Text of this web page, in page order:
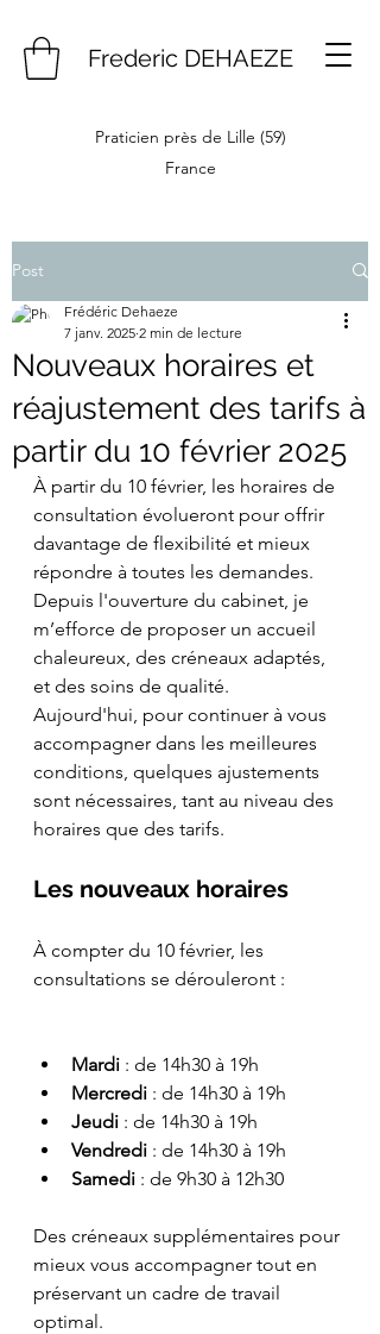
Frederic DEHAEZE
Praticien près de Lille (59)
France
Post
Nouveaux horaires et
réajustement des tarifs à
partir du 10 février 2025
Frédéric Dehaeze
7 janv. 2025 2 min de lecture
À partir du 10 février, les horaires de
consultation évolueront pour offrir
davantage de flexibilité et mieux
répondre à toutes les demandes.
Depuis l'ouverture du cabinet, je
m’efforce de proposer un accueil
chaleureux, des créneaux adaptés,
et des soins de qualité.
Aujourd'hui, pour continuer à vous
accompagner dans les meilleures
conditions, quelques ajustements
sont nécessaires, tant au niveau des
horaires que des tarifs.
Les nouveaux horaires
À compter du 10 février, les
consultations se dérouleront :
Mardi : de 14h30 à 19h
Mercredi : de 14h30 à 19h
Jeudi : de 14h30 à 19h
Vendredi : de 14h30 à 19h
Samedi : de 9h30 à 12h30
Des créneaux supplémentaires pour
mieux vous accompagner tout en
préservant un cadre de travail
optimal.